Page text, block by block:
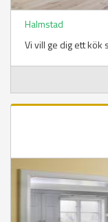
Halmstad
Vi vill ge dig ett kök